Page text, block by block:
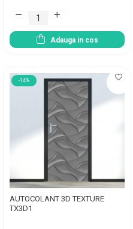
Adauga in cos
-14%
AUTOCOLANT 3D TEXTURE
TX3D1